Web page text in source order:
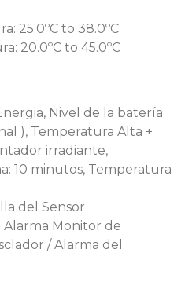
25.0ºC to 38.0ºC
20.0ºC to 45.0ºC
Nivel de la batería
), Temperatura Alta +
irradiante,
10 minutos, Temperatura
del Sensor
Monitor de
/ Alarma del